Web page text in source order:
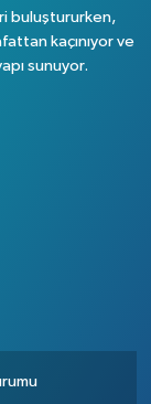
buluştururken,
kaçınıyor ve
sunuyor.